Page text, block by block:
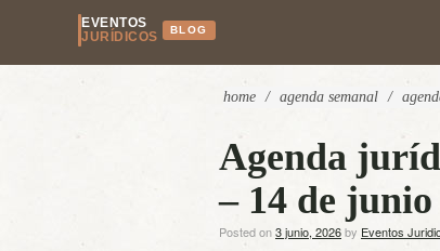
EVENTOS
JURÍDICOS
BLOG
home / agenda semanal /
Agenda
– 14 de junio
Posted on3 junio, 2026by Eventos